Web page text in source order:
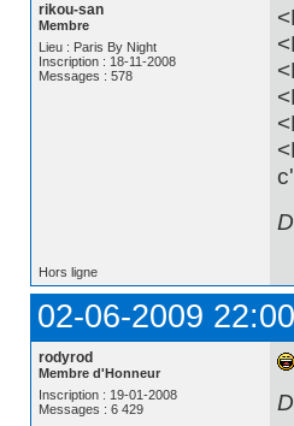
rikou-san
Membre
Lieu : Paris By Night
Inscription : 18-11-2008
Messages : 578
Hors ligne
02-06-2009
rodyrod
Membre d'Honneur
Inscription : 19-01-2008
Messages : 6 429